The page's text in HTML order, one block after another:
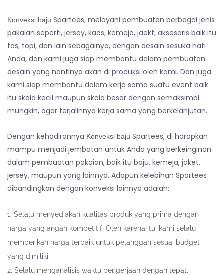
Konveksi baju Spartees, melayani pembuatan berbagai jenis
pakaian seperti, jersey, kaos, kemeja, jaekt, aksesoris baik itu
tas, topi, dan lain sebagainya, dengan desain sesuka hati
Anda, dan kami juga siap membantu dalam pembuatan
desain yang nantinya akan di produksi oleh kami. Dan juga
kami siap membantu dalam kerja sama suatu event baik
itu skala kecil maupun skala besar dengan semaksimal
mungkin, agar terjalinnya kerja sama yang berkelanjutan.
Dengan kehadirannya Konveksi baju Spartees, di harapkan
mampu menjadi jembatan untuk Anda yang berkeinginan
dalam pembuatan pakaian, baik itu baju, kemeja, jaket,
jersey, maupun yang lainnya. Adapun kelebihan Spartees
dibandingkan dengan konveksi lainnya adalah:
Selalu menyediakan kualitas produk yang prima dengan
harga yang angan kompetitif. Oleh karena itu, kami selalu
memberikan harga terbaik untuk pelanggan sesuai budget
yang dimiliki.
Selalu menganalisis waktu pengerjaan dengan tepat.